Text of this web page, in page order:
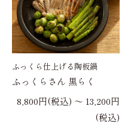
ふっくら仕上げる陶板鍋
ふっくらさん 黒らく
8,800円(税込) 〜 13,200円
(税込)